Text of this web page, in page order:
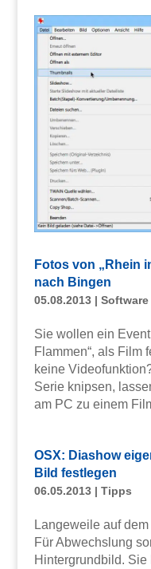
Fotos von „Rhein
nach Bingen
05.08.2013| Software
Sie wollen ein
Flammen“, als Film
keine
Serie knipsen,
am PC zu einem
OSX: Diashow
Bild festlegen
06.05.2013| Tipps
Langeweile auf
Für Abwechslung
Hintergrundbild. Sie